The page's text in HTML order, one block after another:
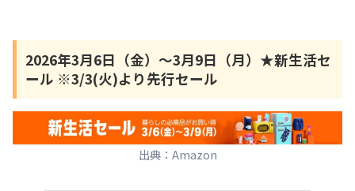
2026年3月6日（金）〜3月9日（月）★新生活セ
ール ※3/3(火)より先行セール
出典：Amazon